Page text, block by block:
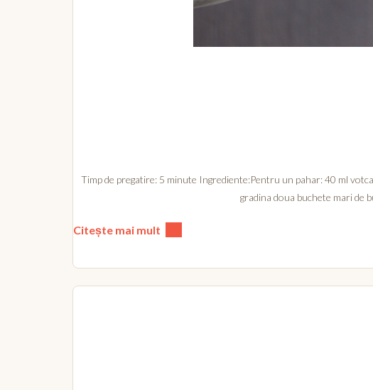
Timp de pregatire: 5 minute Ingrediente:Pentru un pahar: 40 ml
gradina doua buchete mari de
Citește mai mult